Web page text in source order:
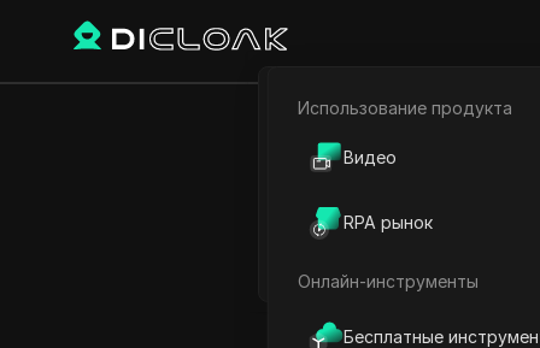
Электронная коммерция
Использование продукта
Видео
RPA рынок
Онлайн-инструменты
Бесплатные
Play Video:Инструменты